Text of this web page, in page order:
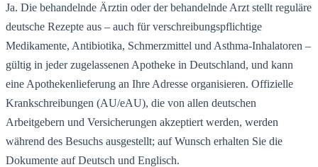
Ja. Die behandelnde Ärztin oder der behandelnde Arzt stellt reguläre
deutsche Rezepte aus – auch für verschreibungspflichtige
Medikamente, Antibiotika, Schmerzmittel und Asthma-Inhalatoren –
gültig in jeder zugelassenen Apotheke in Deutschland, und kann
eine Apothekenlieferung an Ihre Adresse organisieren. Offizielle
Krankschreibungen (AU/eAU), die von allen deutschen
Arbeitgebern und Versicherungen akzeptiert werden, werden
während des Besuchs ausgestellt; auf Wunsch erhalten Sie die
Dokumente auf Deutsch und Englisch.